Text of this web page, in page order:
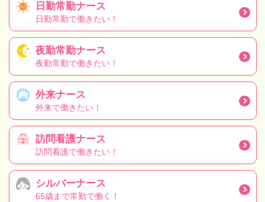
日勤常勤ナース
日勤常勤で働きたい！
夜勤常勤ナース
夜勤常勤で働きたい！
外来ナース
外来で働きたい！
訪問看護ナース
訪問看護で働きたい！
シルバーナース
65歳まで常勤で働く！